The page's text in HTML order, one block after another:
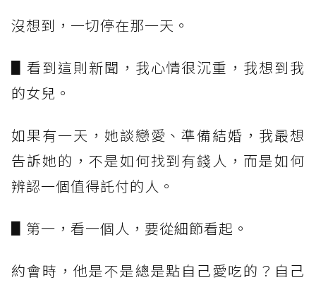
沒想到，一切停在那一天。
▋看到這則新聞，我心情很沉重，我想到我
的女兒。
如果有一天，她談戀愛、準備結婚，我最想
告訴她的，不是如何找到有錢人，而是如何
辨認一個值得託付的人。
▋第一，看一個人，要從細節看起。
約會時，他是不是總是點自己愛吃的？自己